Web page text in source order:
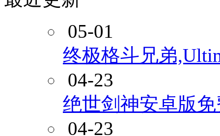
05-01
终极格斗兄弟
04-23
绝世剑神安卓版
04-23